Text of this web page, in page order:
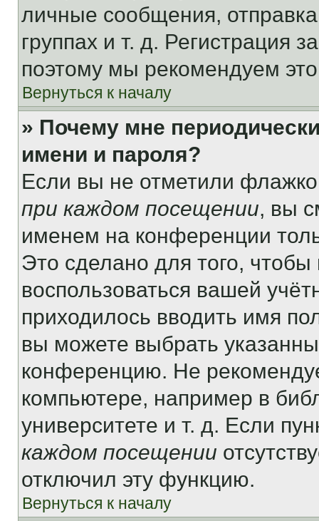
личные сообщения,
группах и т. д. Регистрация
поэтому мы рекомендуем
Вернуться к началу
» Почему мне
имени и пароля?
Если вы не отметили
при каждом посещении, вы
именем на конференции
Это сделано для того, чтобы
воспользоваться вашей
приходилось вводить имя
вы можете выбрать
конференцию. Не
компьютере, например в
университете и т. д. Если
каждом посещении
отключил эту функцию.
Вернуться к началу